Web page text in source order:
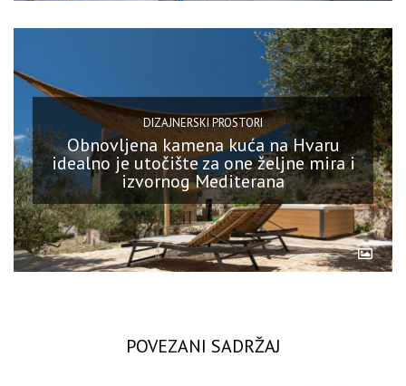
DIZAJNERSKI PROSTORI
Obnovljena kamena kuća na Hvaru
idealno je utočište za one željne mira i
izvornog Mediterana
POVEZANI SADRŽAJ